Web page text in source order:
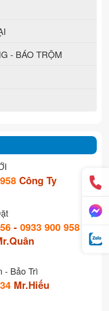
- BÁO TRỘM
Công Ty
- 0933 900 958
- Bảo Trì
Mr.Hiếu